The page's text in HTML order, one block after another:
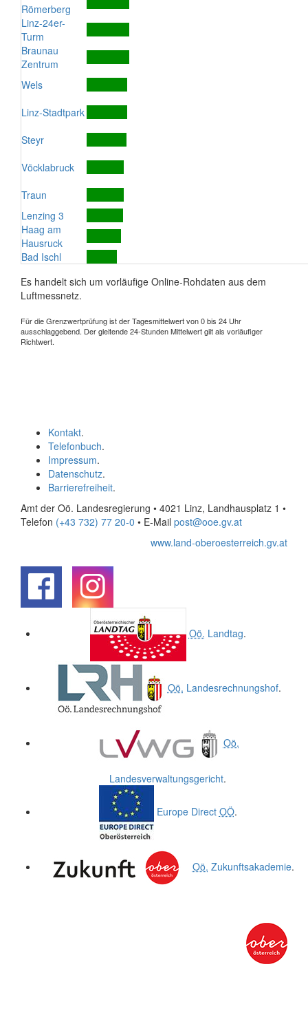
Römerberg
Linz-24er-
Turm
Braunau
Zentrum
Wels
Linz-Stadtpark
Steyr
Vöcklabruck
Traun
Lenzing 3
Haag am
Hausruck
Bad Ischl
Es handelt sich um vorläufige Online-Rohdaten aus dem
Luftmessnetz.
Für die Grenzwertprüfung ist der Tagesmittelwert von 0 bis 24 Uhr
ausschlaggebend. Der gleitende 24-Stunden Mittelwert gilt als vorläufiger
Richtwert.
Kontakt.
Telefonbuch.
Impressum.
Datenschutz.
Barrierefreiheit.
Amt der Oö. Landesregierung • 4021 Linz, Landhausplatz 1 •
Telefon (+43 732) 77 20-0 • E-Mail post@ooe.gv.at
www.land-oberoesterreich.gv.at
Oö. Landtag.
Oö. Landesrechnungshof.
Oö.
Landesverwaltungsgericht.
Europe Direct OÖ.
Oö. Zukunftsakademie.